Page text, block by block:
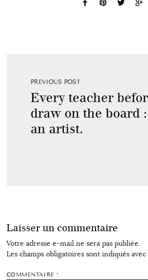
PREVIOUS POST
Every teacher
draw on the board
an artist.
Laisser un commentaire
Votre adresse e-mail ne sera pas publiée.
Les champs obligatoires sont indiqués avec
COMMENTAIRE*